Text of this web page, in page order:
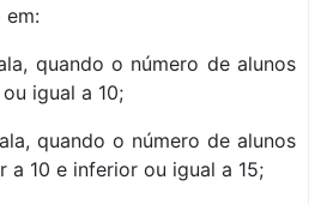
em:
quando o número de alunos
igual a 10;
quando o número de alunos
a 10 e inferior ou igual a 15;